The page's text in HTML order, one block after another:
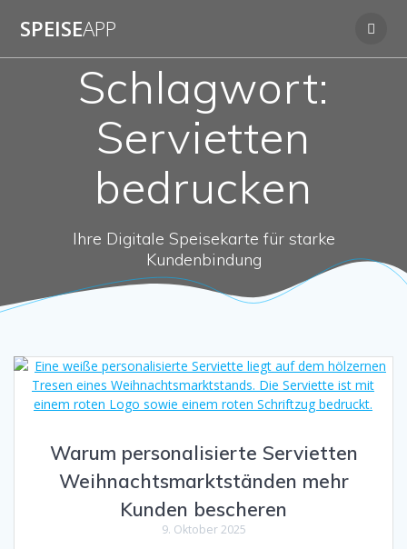
SPEISEAPP
Schlagwort:
Servietten
bedrucken
Ihre Digitale Speisekarte für starke
Kundenbindung
Warum personalisierte Servietten
Weihnachtsmarktständen mehr
Kunden bescheren
9. Oktober 2025